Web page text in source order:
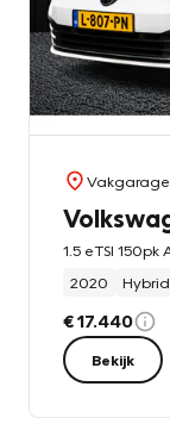
Vakgarage
1.5 eTSI 150pk
2020
€ 17.440
Bekijk